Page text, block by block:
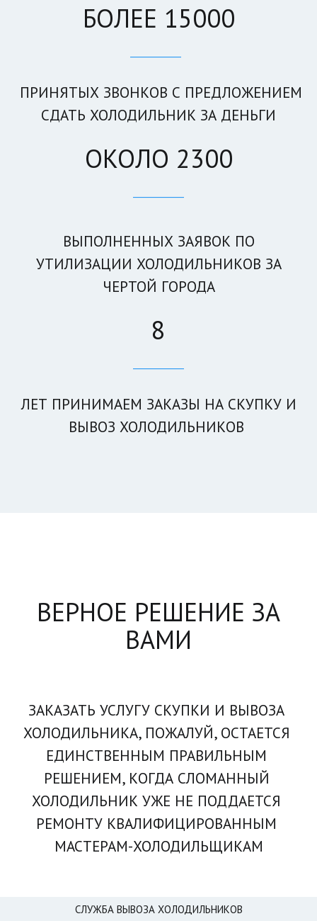
БОЛЕЕ 15000
ПРИНЯТЫХ ЗВОНКОВ С ПРЕДЛОЖЕНИЕМ
СДАТЬ ХОЛОДИЛЬНИК ЗА ДЕНЬГИ
ОКОЛО 2300
ВЫПОЛНЕННЫХ ЗАЯВОК ПО
УТИЛИЗАЦИИ ХОЛОДИЛЬНИКОВ ЗА
ЧЕРТОЙ ГОРОДА
8
ЛЕТ ПРИНИМАЕМ ЗАКА­­ЗЫ НА СКУПКУ И
ВЫВОЗ ХОЛОДИЛЬНИКОВ
ВЕРНОЕ РЕШЕНИЕ ЗА
ВАМИ
ЗАКАЗАТЬ УСЛУГУ СКУПКИ И ВЫВОЗА
ХОЛОДИЛЬНИКА, ПОЖАЛУЙ, ОСТАЕТСЯ
ЕДИНСТВЕННЫМ ПРАВИЛЬНЫМ
РЕШЕНИЕМ, КОГДА СЛОМАННЫЙ
ХОЛОДИЛЬНИК УЖЕ НЕ ПОДДАЕТСЯ
РЕМОНТУ КВАЛИФИЦИРОВАННЫМ
МАСТЕРАМ-ХОЛОДИЛЬЩИКАМ
СЛУЖБА ВЫВОЗА ХОЛОДИЛЬНИКОВ